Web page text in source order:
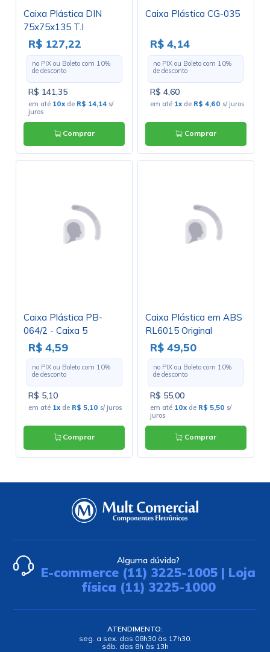
Caixa Plástica DIN
75x75x135 T.I
R$ 127,22
no PIX ou Boleto com 10%
de desconto
R$ 141,35
em até 10x de R$ 14,14 s/
juros
Comprar
Caixa Plástica CG-035
R$ 4,14
no PIX ou Boleto com 10%
de desconto
R$ 4,60
em até 1x de R$ 4,60 s/ juros
Comprar
Caixa Plástica PB-
064/2 - Caixa 5
R$ 4,59
no PIX ou Boleto com 10%
de desconto
R$ 5,10
em até 1x de R$ 5,10 s/ juros
Comprar
Caixa Plástica em ABS
RL6015 Original
Hammond
R$ 49,50
no PIX ou Boleto com 10%
de desconto
R$ 55,00
em até 10x de R$ 5,50 s/
juros
Comprar
Alguma dúvida?
E-commerce (11) 3225-1005 | Loja
física (11) 3225-1000
ATENDIMENTO:
seg. a sex. das 08h30 às 17h30.
sáb. das 8h às 13h